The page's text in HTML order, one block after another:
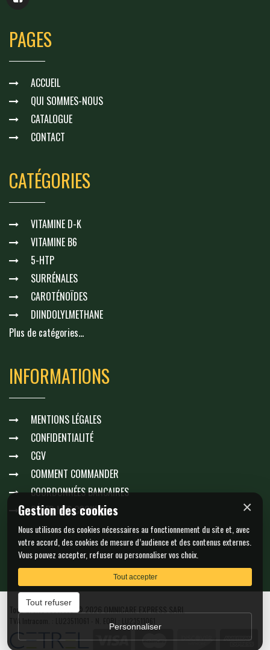
PAGES
ACCUEIL
QUI SOMMES-NOUS
CATALOGUE
CONTACT
CATÉGORIES
VITAMINE D-K
VITAMINE B6
5-HTP
SURRÉNALES
CAROTÉNOÏDES
DIINDOLYLMETHANE
Plus de catégories...
INFORMATIONS
MENTIONS LÉGALES
CONFIDENTIALITÉ
CGV
COMMENT COMMANDER
COORDONNÉES BANCAIRES
GÉRER MES COOKIES
Tous droits réservés © 2026 OMNICARE EXPRESS SARL
×
Gestion des cookies
Nous utilisons des cookies nécessaires au fonctionnement du site et, avec
votre accord, des cookies de mesure d’audience et des contenus externes.
Vous pouvez accepter, refuser ou personnaliser vos choix.
Tout accepter
Tout refuser
Personnaliser